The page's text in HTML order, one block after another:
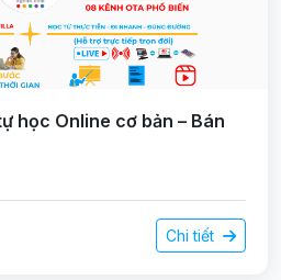
học Online cơ bản – Bán
Chi tiết